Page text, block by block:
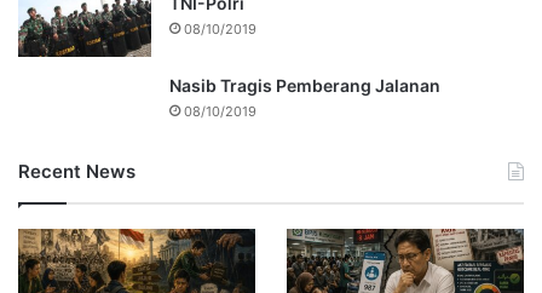
08/10/2019
Nasib Tragis Pemberang Jalanan
08/10/2019
Recent News